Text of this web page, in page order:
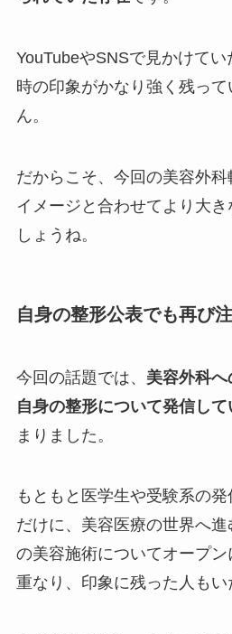
YouTubeやSNSで見かけて
時の印象がかなり強く残っ
ん。
だからこそ、今回の美容外
イメージと合わせてより大
しょうね。
自身の整形公表でも再び
今回の話題では、 美容外科へ
自身の整形について発信して
まりました。
もともと医学生や受験系の
だけに、美容医療の世界へ
の美容施術についてオープ
重なり、印象に残った人もい